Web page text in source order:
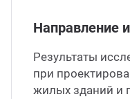
Направление
Результаты
при
жилых зданий